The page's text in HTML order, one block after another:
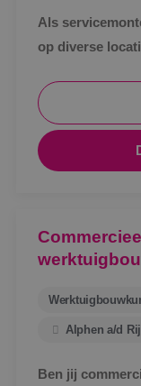
Als
op diverse
Alphen a/d
Ben jij